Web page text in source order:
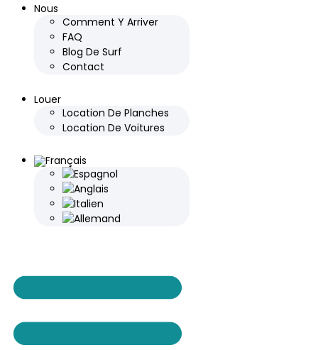
Nous
Comment Y Arriver
FAQ
Blog De Surf
Contact
Louer
Location De Planches
Location De Voitures